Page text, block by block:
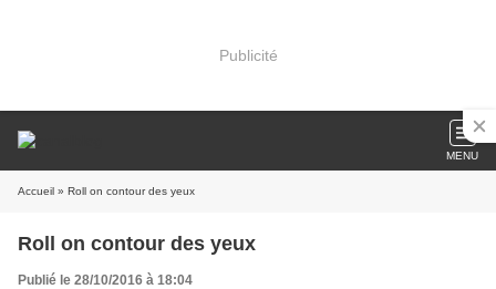
Publicité
MENU
Accueil » Roll on contour des yeux
Roll on contour des yeux
Publié le 28/10/2016 à 18:04